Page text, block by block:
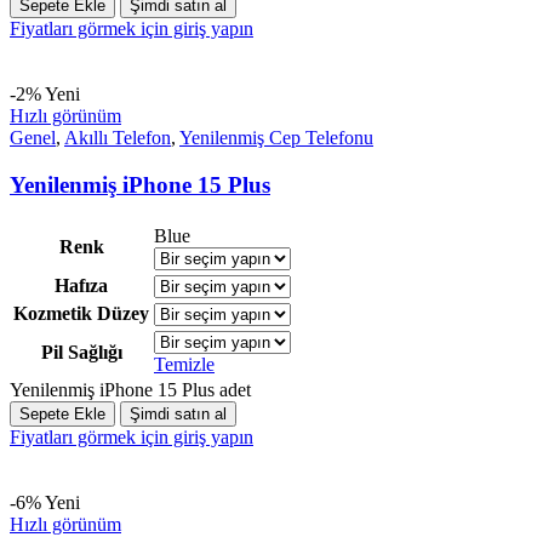
Sepete Ekle Şimdi satın al
Fiyatları görmek için giriş yapın
-2%Yeni
Hızlı görünüm
Genel, Akıllı Telefon, Yenilenmiş Cep Telefonu
Yenilenmiş iPhone 15 Plus
Renk
Blue
Hafıza
Kozmetik Düzey
Pil Sağlığı
Temizle
Yenilenmiş iPhone 15 Plus adet
Sepete Ekle Şimdi satın al
Fiyatları görmek için giriş yapın
-6%Yeni
Hızlı görünüm